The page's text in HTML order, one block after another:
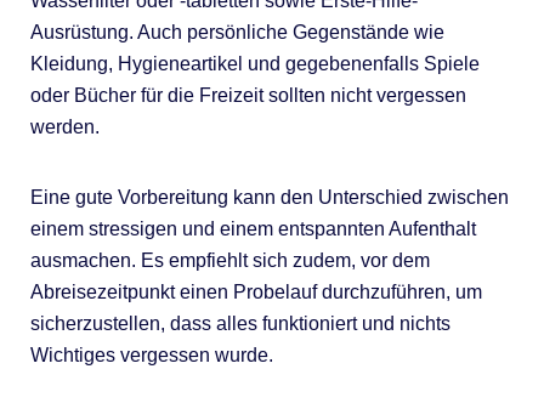
Ausrüstung. Auch persönliche Gegenstände wie
Kleidung, Hygieneartikel und gegebenenfalls Spiele
oder Bücher für die Freizeit sollten nicht vergessen
werden.
Eine gute Vorbereitung kann den Unterschied zwischen
einem stressigen und einem entspannten Aufenthalt
ausmachen. Es empfiehlt sich zudem, vor dem
Abreisezeitpunkt einen Probelauf durchzuführen, um
sicherzustellen, dass alles funktioniert und nichts
Wichtiges vergessen wurde.